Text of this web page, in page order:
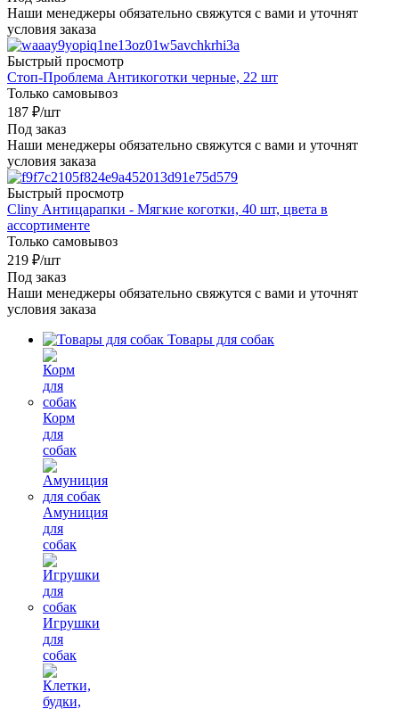
Наши менеджеры обязательно свяжутся с вами и уточнят
условия заказа
Быстрый просмотр
Стоп-Проблема Антикоготки черные, 22 шт
Только самовывоз
187 ₽/шт
Под заказ
Наши менеджеры обязательно свяжутся с вами и уточнят
условия заказа
Быстрый просмотр
Cliny Антицарапки - Мягкие коготки, 40 шт, цвета в
ассортименте
Только самовывоз
219 ₽/шт
Под заказ
Наши менеджеры обязательно свяжутся с вами и уточнят
условия заказа
Товары для собак
Корм
для
собак
Амуниция
для
собак
Игрушки
для
собак